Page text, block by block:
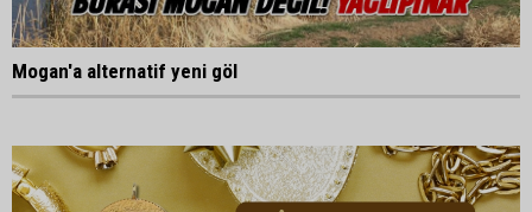
Mogan'a alternatif yeni göl